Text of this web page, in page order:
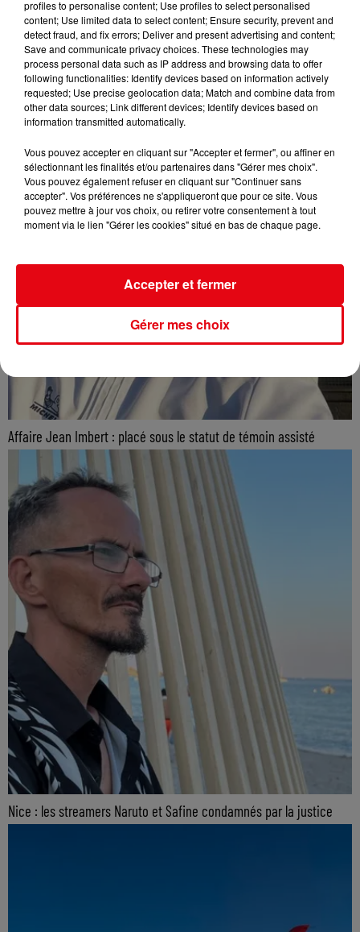
Nice : un salon de coiffure fermé après un contrôle
Affaire Jean Imbert : placé sous le statut de témoin assisté
Nice : les streamers Naruto et Safine condamnés par la justice
profiles to personalise content; Use profiles to select personalised
content; Use limited data to select content; Ensure security, prevent and
detect fraud, and fix errors; Deliver and present advertising and content;
Save and communicate privacy choices. These technologies may
process personal data such as IP address and browsing data to offer
following functionalities: Identify devices based on information actively
requested; Use precise geolocation data; Match and combine data from
other data sources; Link different devices; Identify devices based on
information transmitted automatically.
Vous pouvez accepter en cliquant sur "Accepter et fermer", ou affiner en
sélectionnant les finalités et/ou partenaires dans "Gérer mes choix".
Vous pouvez également refuser en cliquant sur "Continuer sans
accepter". Vos préférences ne s'appliqueront que pour ce site. Vous
pouvez mettre à jour vos choix, ou retirer votre consentement à tout
moment via le lien "Gérer les cookies" situé en bas de chaque page.
Gérer mes choix
Accepter et fermer